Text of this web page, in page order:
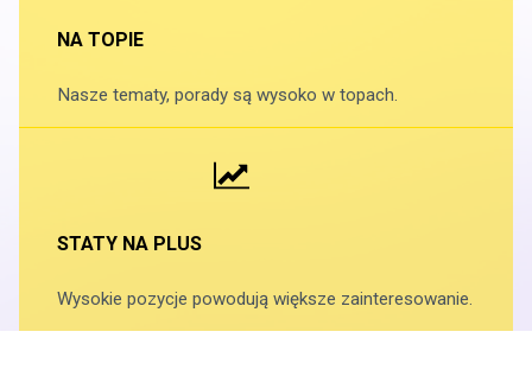
NA TOPIE
Nasze tematy, porady są wysoko w topach.
STATY NA PLUS
Wysokie pozycje powodują większe zainteresowanie.